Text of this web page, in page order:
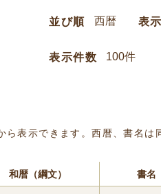
並び順 表
表示件数
ら表示できます。西暦、書名
和暦（綱文） 書名